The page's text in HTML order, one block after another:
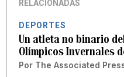
RELACIONADAS
DEPORTES
Un atleta no binario
Olímpicos Invernales
Por The Associated